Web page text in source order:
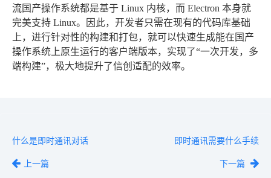
流国产操作系统都是基于 Linux 内核，而 Electron 本身就
完美支持 Linux。因此，开发者只需在现有的代码库基础
上，进行针对性的构建和打包，就可以快速生成能在国产
操作系统上原生运行的客户端版本，实现了“一次开发，多
端构建”，极大地提升了信创适配的效率。
什么是即时通讯对话
上一篇
即时通讯需要什么手续
下一篇